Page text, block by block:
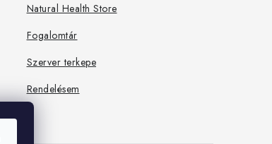
Natural Health Store
Fogalomtár
Szerver terkepe
Rendelésem